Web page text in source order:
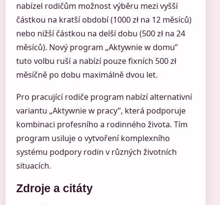
nabízel rodičům možnost výběru mezi vyšší
částkou na kratší období (1000 zł na 12 měsíců)
nebo nižší částkou na delší dobu (500 zł na 24
měsíců). Nový program „Aktywnie w domu”
tuto volbu ruší a nabízí pouze fixních 500 zł
měsíčně po dobu maximálně dvou let.
Pro pracující rodiče program nabízí alternativní
variantu „Aktywnie w pracy”, která podporuje
kombinaci profesního a rodinného života. Tím
program usiluje o vytvoření komplexního
systému podpory rodin v různých životních
situacích.
Zdroje a citáty